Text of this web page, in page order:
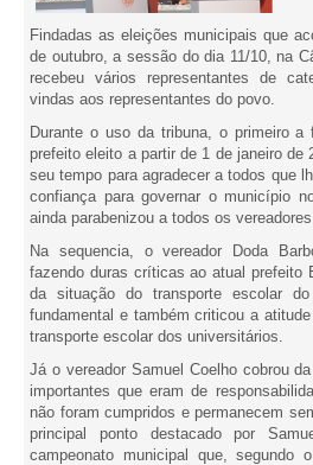
Findadas as eleições municipais que
de outubro, a sessão do dia 11/10, na
recebeu vários representantes de
vindas aos representantes do povo.
Durante o uso da tribuna, o primeiro
prefeito eleito a partir de 1 de janeiro de
seu tempo para agradecer a todos que
confiança para governar o município
ainda parabenizou a todos os vereadores
Na sequencia, o vereador Doda
fazendo duras críticas ao atual prefeito
da situação do transporte escolar
fundamental e também criticou a
transporte escolar dos universitários.
Já o vereador Samuel Coelho cobrou
importantes que eram de
não foram cumpridos e permanecem
principal ponto destacado por
campeonato municipal que, segundo